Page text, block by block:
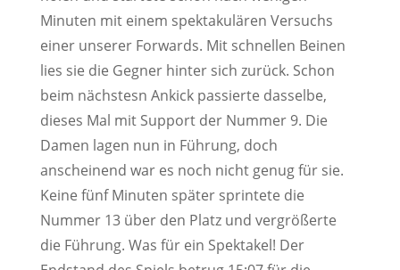
Minuten mit einem spektakulären Versuchs
einer unserer Forwards. Mit schnellen Beinen
lies sie die Gegner hinter sich zurück. Schon
beim nächstesn Ankick passierte dasselbe,
dieses Mal mit Support der Nummer 9. Die
Damen lagen nun in Führung, doch
anscheinend war es noch nicht genug für sie.
Keine fünf Minuten später sprintete die
Nummer 13 über den Platz und vergrößerte
die Führung. Was für ein Spektakel! Der